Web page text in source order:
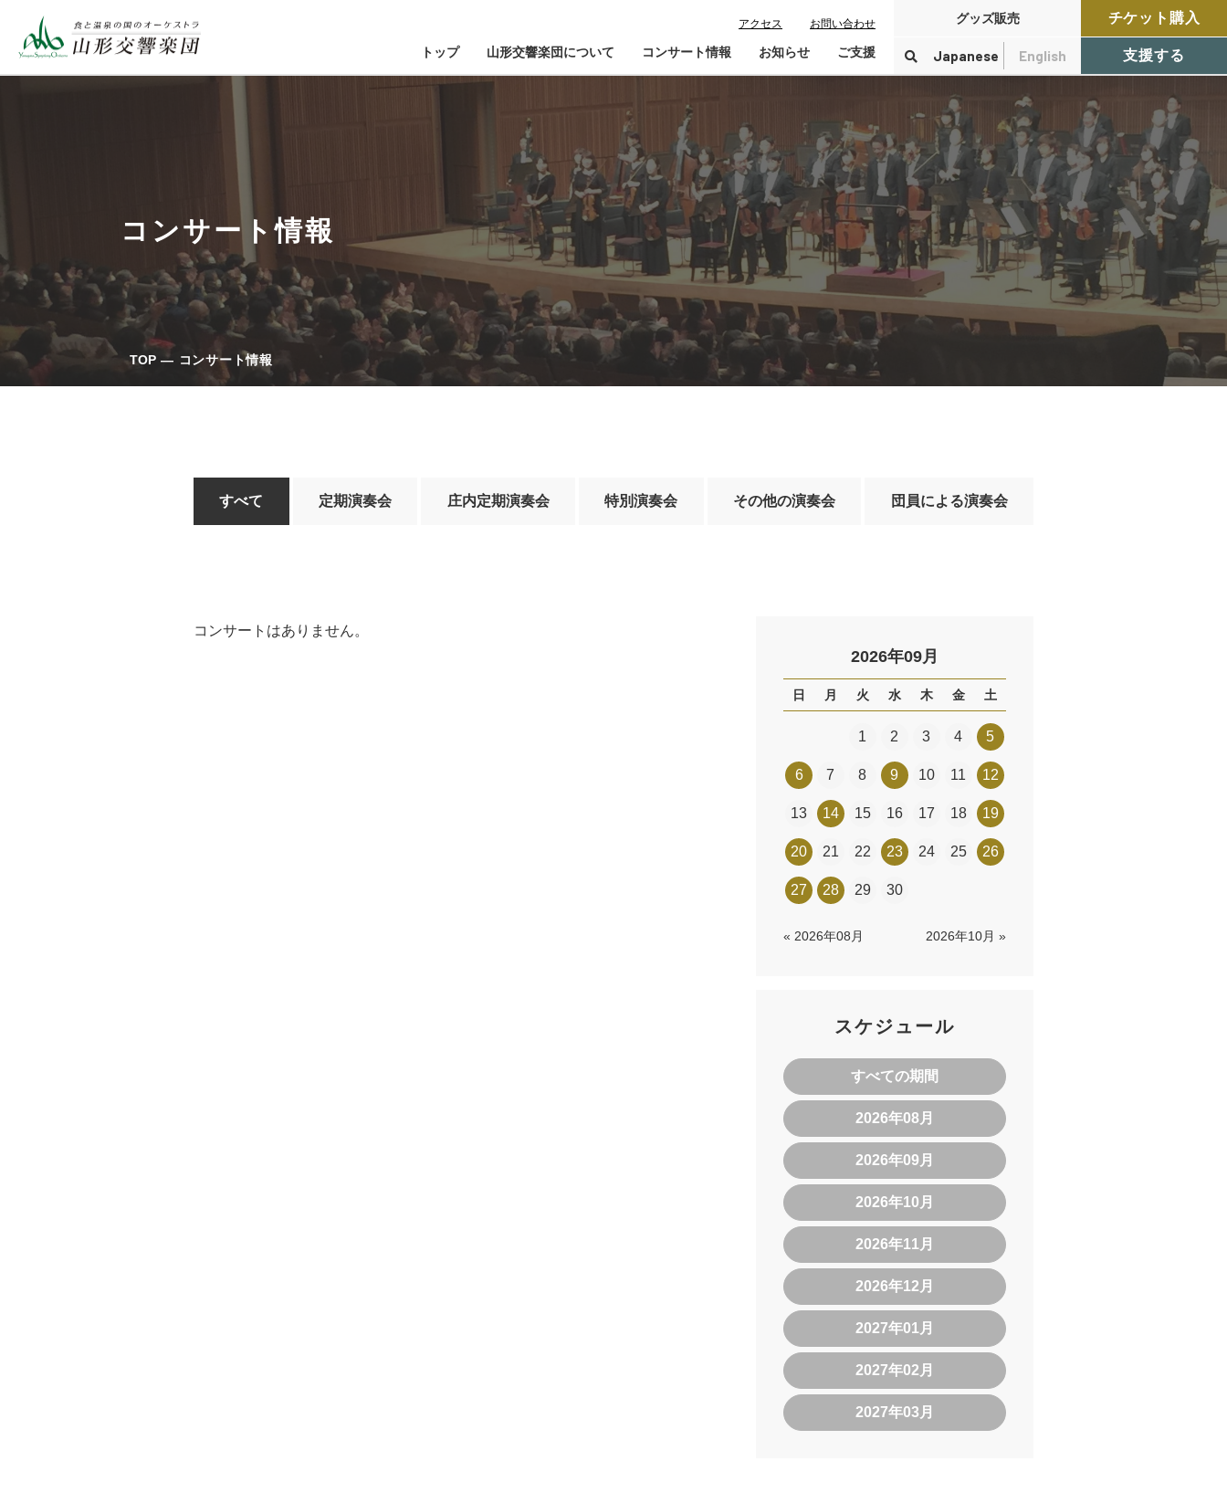
アクセス お問い合わせ
トップ 山形交響楽団について
山響が目指すもの
指揮者・楽団員紹介
山響アマデウスコア
山響の教育・地域交流
動画で見る山響
団体情報
コンサート情報
チケット購入ガイド
鑑賞会員入会
定期演奏会アーカイブ
お知らせ ご支援
寄付控除について
グッズ販売
Japanese English
チケット購入
支援する
コンサート情報
TOP コンサート情報
すべて 定期演奏会 庄内定期演奏会 特別演奏会 その他の演奏会 団員による演奏会
コンサートはありません。
2026年09月
日 月 火 水 木 金 土
1 2 3 4 5
6 7 8 9 10 11 12
13 14 15 16 17 18 19
20 21 22 23 24 25 26
27 28 29 30
« 2026年08月 2026年10月 »
スケジュール
すべての期間
2026年08月
2026年09月
2026年10月
2026年11月
2026年12月
2027年01月
2027年02月
2027年03月